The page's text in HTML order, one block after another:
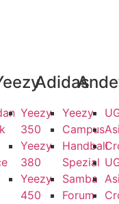
Yeezy
350
Yeezy
380
Yeezy
450
Adidas
Yeezy
Campus
Handball
Spezial
Samba
Forum